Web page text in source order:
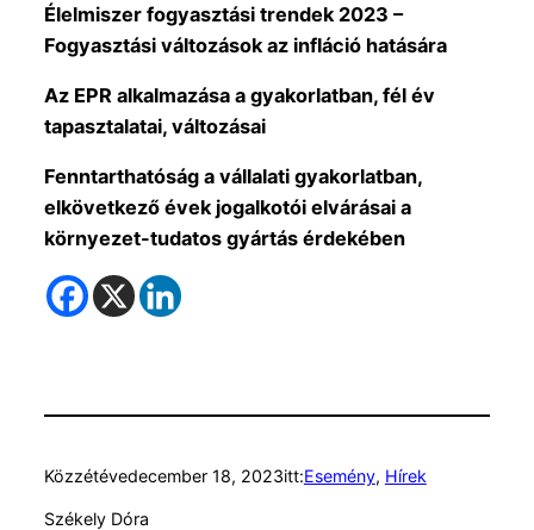
Élelmiszer fogyasztási trendek 2023 –
Fogyasztási változások az infláció hatására
Az EPR alkalmazása a gyakorlatban, fél év
tapasztalatai, változásai
Fenntarthatóság a vállalati gyakorlatban,
elkövetkező évek jogalkotói elvárásai a
környezet-tudatos gyártás érdekében
Közzétévedecember 18, 2023itt:Esemény, Hírek
Székely Dóra